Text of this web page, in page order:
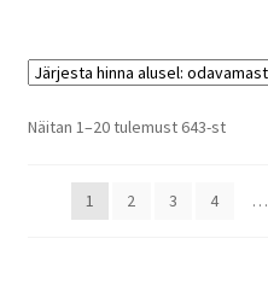
Näitan 1–20 tulemust 643-stSorted
1 2 3 4 …